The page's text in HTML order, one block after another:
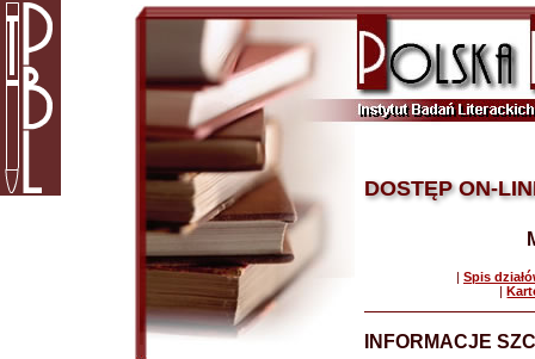
DOSTĘP ON-
| Spis
|
INFORMACJE